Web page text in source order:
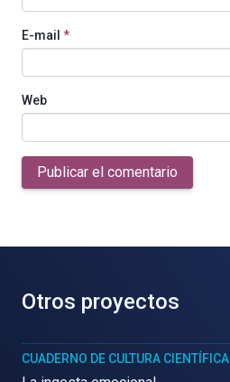
E-mail *
Web
Publicar el comentario
Otros proyectos
CUADERNO DE CULTURA CIENTÍFICA